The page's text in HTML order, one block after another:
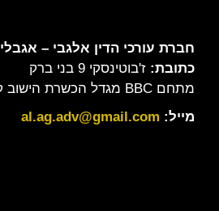
חברת עורכי הדין אלגבי – אגבלי
כתובת: ז'בוטינסקי 9 בני ברק
מתחם BBC מגדל הכשרת הישוב קומה 5
מייל: al.ag.adv@gmail.com